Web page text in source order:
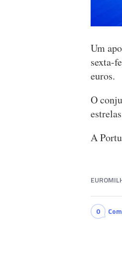
Um
sexta-
euros.
O
estrelas
A
0